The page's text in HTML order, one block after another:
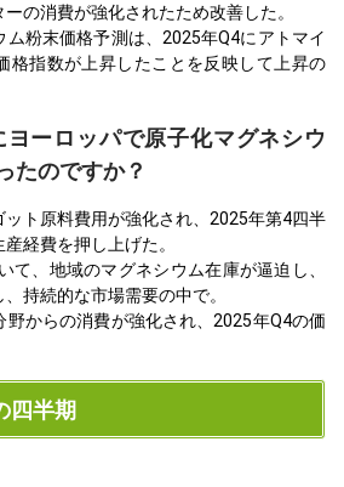
の消費が強化されたため改善した。
ム粉末価格予測は、2025年Q4にアトマイ
格指数が上昇したことを反映して上昇の
ーロッパで原子化マグネシウ
たのですか？
ト原料費用が強化され、2025年第4四半
経費を押し上げた。
て、地域のマグネシウム在庫が逼迫し、
持続的な市場需要の中で。
野からの消費が強化され、2025年Q4の価
四半期